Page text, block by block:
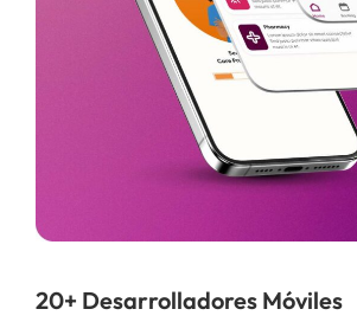
20+ Desarrolladores Móviles